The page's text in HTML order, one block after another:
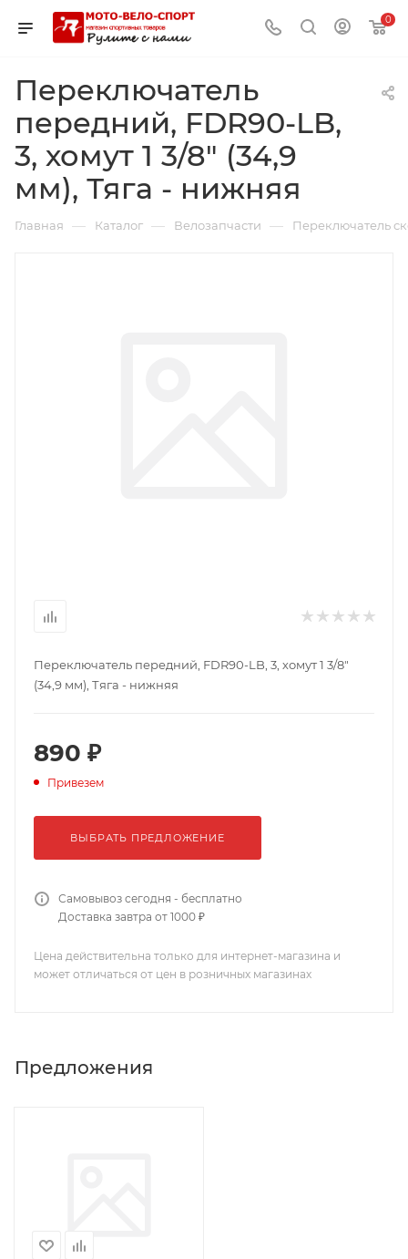
0
Переключатель
передний, FDR90-LB,
3, хомут 1 3/8" (34,9
мм), Тяга - нижняя
Главная — Каталог — Велозапчасти — Переключатель
Переключатель передний, FDR90-LB, 3, хомут 1 3/8"
(34,9 мм), Тяга - нижняя
890 ₽
Привезем
ВЫБРАТЬ ПРЕДЛОЖЕНИЕ
Самовывоз сегодня - бесплатно
Доставка завтра от 1000 ₽
Цена действительна только для интернет-магазина и
может отличаться от цен в розничных магазинах
Предложения